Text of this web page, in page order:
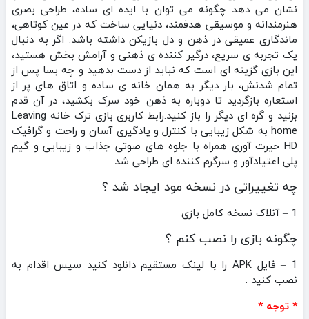
نشان می‌ دهد چگونه می‌ توان با ایده‌ ای ساده، طراحی بصری
هنرمندانه و موسیقی هدفمند، دنیایی ساخت که در عین کوتاهی،
ماندگاری عمیقی در ذهن و دل بازیکن داشته باشد. اگر به دنبال
یک تجربه‌ ی سریع، درگیر کننده‌ ی ذهنی و آرامش‌ بخش هستید،
این بازی گزینه‌ ای است که نباید از دست بدهید و چه‌ بسا پس از
تمام شدنش، بار دیگر به همان خانه‌ ی ساده و اتاق‌ های پر از
استعاره بازگردید تا دوباره به ذهن خود سرک بکشید، در آن قدم
بزنید و گره‌ ای دیگر را باز کنید.رابط کاربری بازی ترک خانه Leaving
home به شکل زیبایی با کنترل و یادگیری آسان و راحت و گرافیک
HD حیرت آوری همراه با جلوه های صوتی جذاب و زیبایی و گیم
پلی اعتیادآور و سرگرم کننده ای طراحی شد .
چه تغییراتی در نسخه مود ایجاد شد ؟
1 – آنلاک نسخه کامل بازی
چگونه بازی را نصب کنم ؟
1 – فایل APK را با لینک مستقیم دانلود کنید سپس اقدام به
نصب کنید .
* توجه *